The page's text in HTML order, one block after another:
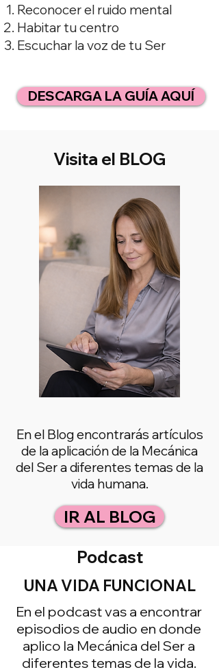
Reconocer el ruido mental
Habitar tu centro
Escuchar la voz de tu Ser
DESCARGA LA GUÍA AQUÍ
Visita el BLOG
En el Blog encontrarás artículos
de la aplicación de la Mecánica
del Ser a diferentes temas de la
vida humana.
IR AL BLOG
Podcast
UNA VIDA FUNCIONAL
En el podcast vas a encontrar
episodios de audio en donde
aplico la Mecánica del Ser a
diferentes temas de la vida.